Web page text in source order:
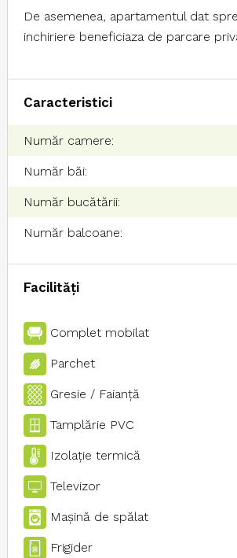
De asemenea, apartamentul dat spre
inchiriere beneficiaza de parcare
Caracteristici
Număr camere:
Număr băi:
Număr bucătării:
Număr balcoane:
Facilități
Complet mobilat
Parchet
Gresie / Faianţă
Tamplărie PVC
Izolaţie termică
Televizor
Maşină de spălat
Frigider